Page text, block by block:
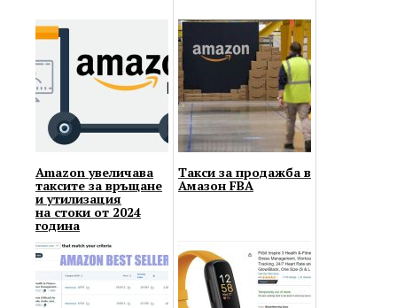
Amazon увеличава
таксите за връщане
и утилизация
на стоки от 2024
година
Такси за продажба в
Амазон FBA